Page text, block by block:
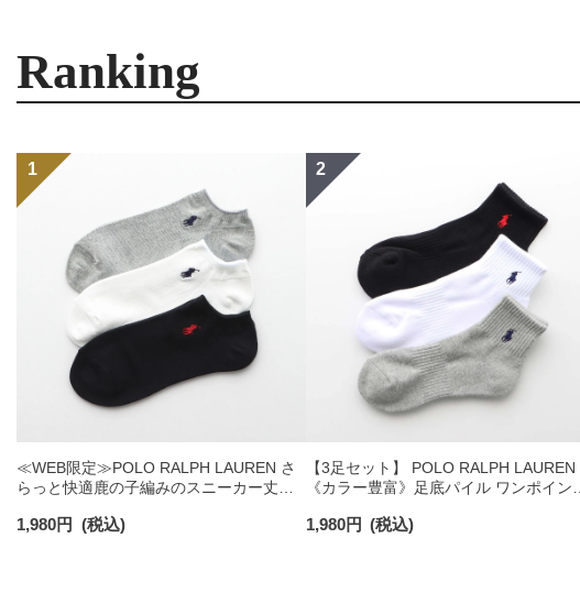
Ranking
≪WEB限定≫POLO RALPH LAUREN さ
らっと快適鹿の子編みのスニーカー丈ソ
ズ レディース 92022800
1,980円 (税込)
【3足セット】 POLO RALPH LAUREN
《カラー豊富》足底パイル ワンポイント
ンズ 92009604
1,980円 (税込)